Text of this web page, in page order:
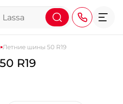
Летние шины 50 R19
R19